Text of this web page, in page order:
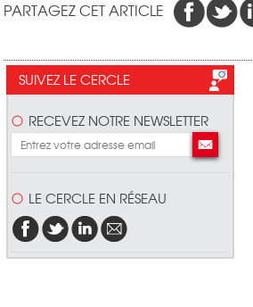
PARTAGEZ CET ARTICLE
SUIVEZ LE CERCLE
RECEVEZ NOTRE NEWSLETTER
LE CERCLE EN RÉSEAU